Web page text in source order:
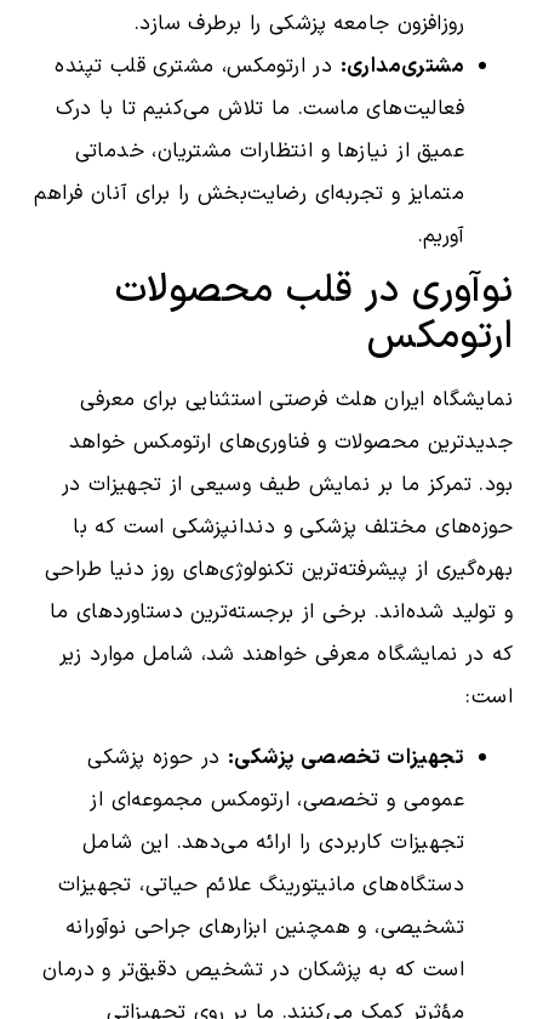
روزافزون جامعه پزشکی را برطرف سازد.
مشتری‌مداری: در ارتومکس، مشتری قلب تپنده
فعالیت‌های ماست. ما تلاش می‌کنیم تا با درک
عمیق از نیازها و انتظارات مشتریان، خدماتی
متمایز و تجربه‌ای رضایت‌بخش را برای آنان فراهم
آوریم.
نوآوری در قلب محصولات
ارتومکس
نمایشگاه ایران هلث فرصتی استثنایی برای معرفی
جدیدترین محصولات و فناوری‌های ارتومکس خواهد
بود. تمرکز ما بر نمایش طیف وسیعی از تجهیزات در
حوزه‌های مختلف پزشکی و دندانپزشکی است که با
بهره‌گیری از پیشرفته‌ترین تکنولوژی‌های روز دنیا طراحی
و تولید شده‌اند. برخی از برجسته‌ترین دستاوردهای ما
که در نمایشگاه معرفی خواهند شد، شامل موارد زیر
است:
تجهیزات تخصصی پزشکی: در حوزه پزشکی
عمومی و تخصصی، ارتومکس مجموعه‌ای از
تجهیزات کاربردی را ارائه می‌دهد. این شامل
دستگاه‌های مانیتورینگ علائم حیاتی، تجهیزات
تشخیصی، و همچنین ابزارهای جراحی نوآورانه
است که به پزشکان در تشخیص دقیق‌تر و درمان
مؤثرتر کمک می‌کنند. ما بر روی تجهیزاتی